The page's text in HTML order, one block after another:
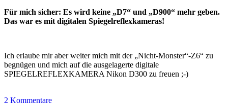
Für mich sicher: Es wird keine „D7“ und „D900“ mehr geben.
Das war es mit digitalen Spiegelreflexkameras!
Ich erlaube mir aber weiter mich mit der „Nicht-Monster“-Z6“ zu
begnügen und mich auf die ausgelagerte digitale
SPIEGELREFLEXKAMERA Nikon D300 zu freuen ;-)
2 Kommentare